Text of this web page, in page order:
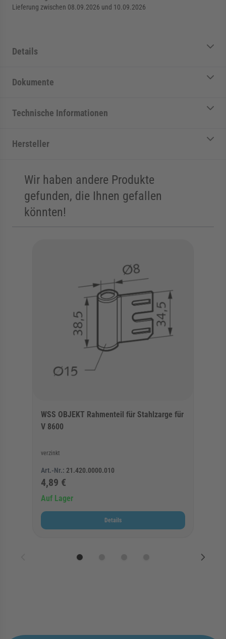
Lieferung zwischen 08.09.2026 und 10.09.2026
Details
Dokumente
Technische Informationen
Hersteller
Wir haben andere Produkte
gefunden, die Ihnen gefallen
könnten!
WSS OBJEKT Rahmenteil für Stahlzarge für
V 8600
verzinkt
Art.-Nr.: 21.420.0000.010
4,89 €
Auf Lager
Details